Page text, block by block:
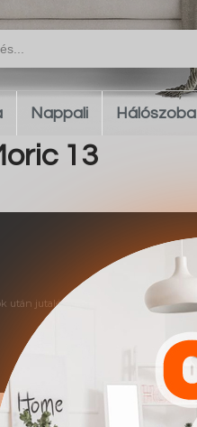
Nappali Hálószoba
13
után jutalék alapú elszámolás történik.